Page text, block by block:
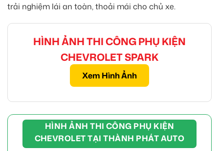
trải nghiệm lái an toàn, thoải mái cho chủ xe.
HÌNH ẢNH THI CÔNG PHỤ KIỆN
CHEVROLET SPARK
Xem Hình Ảnh
HÌNH ẢNH THI CÔNG PHỤ KIỆN
CHEVROLET TẠI THÀNH PHÁT AUTO